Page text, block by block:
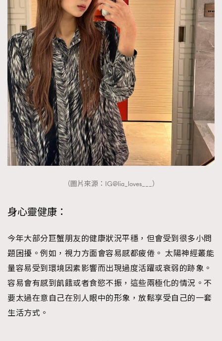
（圖片來源：IG@lia_loves___）
身心靈健康：
今年大部分巨蟹朋友的健康狀況平穩，但會受到很多小問
題困擾。例如，視力方面會容易感都疲倦。 太陽神經叢能
量容易受到環境因素影響而出現過度活躍或衰弱的跡象。
容易會有感到飢餓或者食慾不振，這些兩極化的情況。不
要太過在意自己在別人眼中的形象，放鬆享受自己的一套
生活方式。